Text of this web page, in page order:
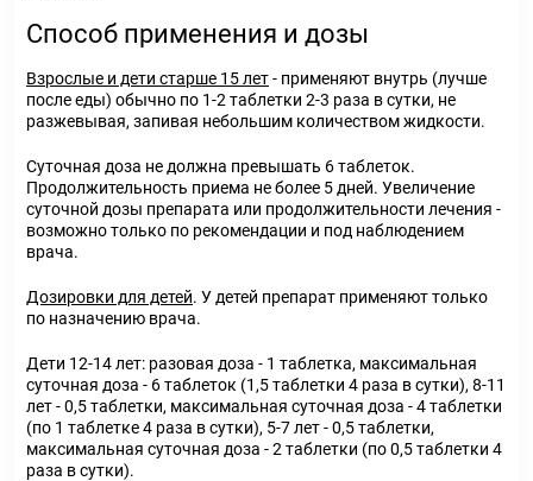
Способ применения и дозы
Взрослые и дети старше 15 лет- применяют внутрь (лучше
после еды) обычно по 1-2 таблетки 2-3 раза в сутки, не
разжевывая, запивая небольшим количеством жидкости.
Суточная доза не должна превышать 6 таблеток.
Продолжительность приема не более 5 дней. Увеличение
суточной дозы препарата или продолжительности лечения -
возможно только по рекомендации и под наблюдением
врача.
Дозировки для детей. У детей препарат применяют только
по назначению врача.
Дети 12-14 лет: разовая доза - 1 таблетка, максимальная
суточная доза - 6 таблеток (1,5 таблетки 4 раза в сутки), 8-11
лет - 0,5 таблетки, максимальная суточная доза - 4 таблетки
(по 1 таблетке 4 раза в сутки), 5-7 лет - 0,5 таблетки,
максимальная суточная доза - 2 таблетки (по 0,5 таблетки 4
раза в сутки).